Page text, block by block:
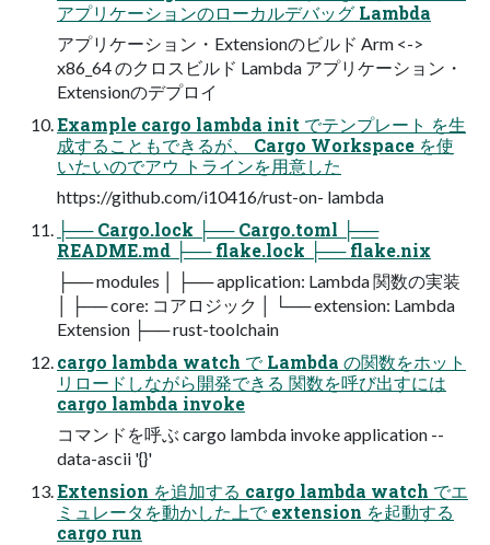
アプリケーションのローカルデバッグ Lambda
アプリケーション・Extensionのビルド Arm <->
x86_64 のクロスビルド Lambda アプリケーション・
Extensionのデプロイ
Example cargo lambda init でテンプレート を生
成することもできるが、 Cargo Workspace を使
いたいのでアウ トラインを用意した
https://github.com/i10416/rust-on- lambda
├── Cargo.lock ├── Cargo.toml ├──
README.md ├── flake.lock ├── flake.nix
├── modules │ ├── application: Lambda 関数の実装
│ ├── core: コアロジック │ └── extension: Lambda
Extension ├── rust-toolchain
cargo lambda watch で Lambda の関数をホット
リロードしながら開発できる 関数を呼び出すには
cargo lambda invoke
コマンドを呼ぶ cargo lambda invoke application --
data-ascii '{}'
Extension を追加する cargo lambda watch でエ
ミュレータを動かした上で extension を起動する
cargo run